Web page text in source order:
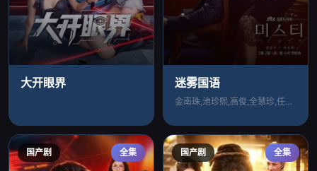
大开眼界 迷雾国语
金南珠,池珍熙,高俊,全慧珍,任兌卿,秦
国产剧 全集 国产剧 全集